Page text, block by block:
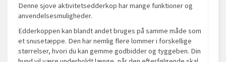
Denne sjove aktivitetsedderkop har mange funktioner og
anvendelsesmuligheder.
Edderkoppen kan blandt andet bruges på samme måde som
et snusetæppe. Den har nemlig flere lommer i forskellige
størrelser, hvori du kan gemme godbidder og tyggeben. Din